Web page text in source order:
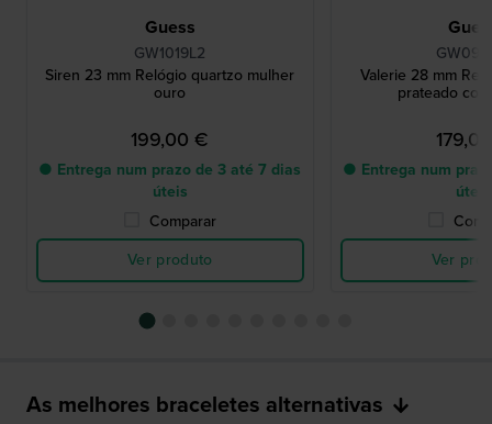
Guess
GW1019L2
Siren 23 mm Relógio quartzo mulher
ouro
199,00 €
● Entrega num prazo de 3 até 7 dias
úteis
Comparar
Ver produto
Valerie 28 mm
prateado
● Entrega num
úteis
Ver
As melhores braceletes alternativas